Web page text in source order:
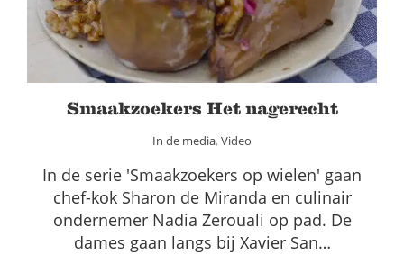
Smaakzoekers Het nagerecht
In de media, Video
In de serie 'Smaakzoekers op wielen' gaan
chef-kok Sharon de Miranda en culinair
ondernemer Nadia Zerouali op pad. De
dames gaan langs bij Xavier San…